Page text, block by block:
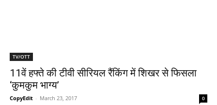
TV/OTT
11वें हफ्ते की टीवी सीरियल रैंकिंग में शिखर से फिसला
‘कुमकुम भाग्‍य’
CopyEdit - March 23, 2017 0